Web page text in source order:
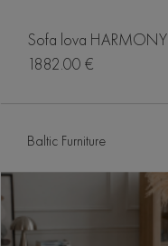
Sofa lova HARMONY
1882.00 €
Baltic Furniture